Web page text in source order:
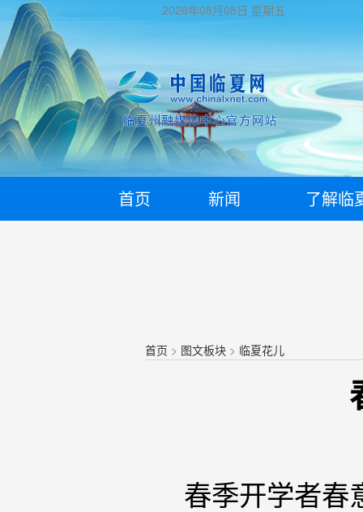
2026年08月08日 星期五
首页 新闻 了解临
首页 > 图文板块 > 临夏花儿
春季开学